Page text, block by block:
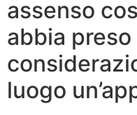
assenso
abbia preso
luogo